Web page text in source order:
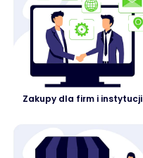
Zakupy dla firm i instytucji